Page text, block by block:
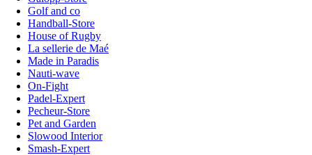
Golf and co
Handball-Store
House of Rugby
La sellerie de Maé
Made in Paradis
Nauti-wave
On-Fight
Padel-Expert
Pecheur-Store
Pet and Garden
Slowood Interior
Smash-Expert